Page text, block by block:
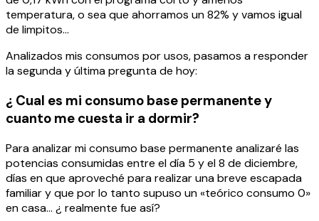
temperatura, o sea que ahorramos un 82% y vamos igual
de limpitos…
Analizados mis consumos por usos, pasamos a responder
la segunda y última pregunta de hoy:
¿ Cual es mi consumo base permanente y
cuanto me cuesta ir a dormir?
Para analizar mi consumo base permanente analizaré las
potencias consumidas entre el día 5 y el 8 de diciembre,
días en que aproveché para realizar una breve escapada
familiar y que por lo tanto supuso un «teórico consumo 0»
en casa… ¿ realmente fue así?